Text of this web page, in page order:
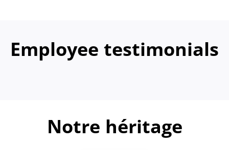
Employee testimonials
Notre héritage